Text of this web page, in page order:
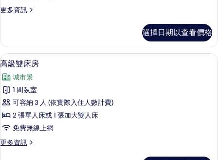
1
加
大
雙
人
床
的
所
有
相
更多資訊
更
雙
人
房,
張
加
大
雙
人
床
的
詳
選擇日期以查看價格
顯
示
高
級
雙
床
的
8
高級雙床房
城市景
1 間臥室
可容納 3 人 (依實際入住人數計費)
2 張單人床或 1 張加大雙人床
免費無線上網
更多資訊
更